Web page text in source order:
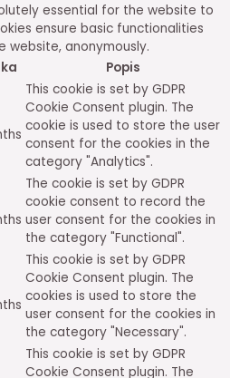
essential for the website to
ensure basic functionalities
anonymously.
Popis
This cookie is set by GDPR
Cookie Consent plugin. The
cookie is used to store the user
consent for the cookies in the
category "Analytics".
The cookie is set by GDPR
cookie consent to record the
user consent for the cookies in
the category "Functional".
This cookie is set by GDPR
Cookie Consent plugin. The
cookies is used to store the
user consent for the cookies in
the category "Necessary".
This cookie is set by GDPR
Cookie Consent plugin. The